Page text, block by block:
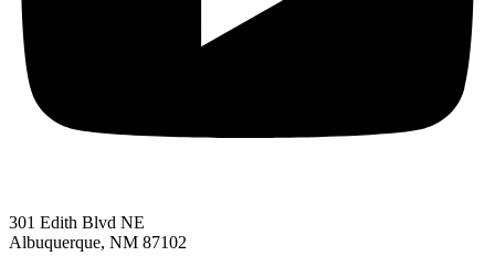
301 Edith Blvd NE
Albuquerque, NM 87102